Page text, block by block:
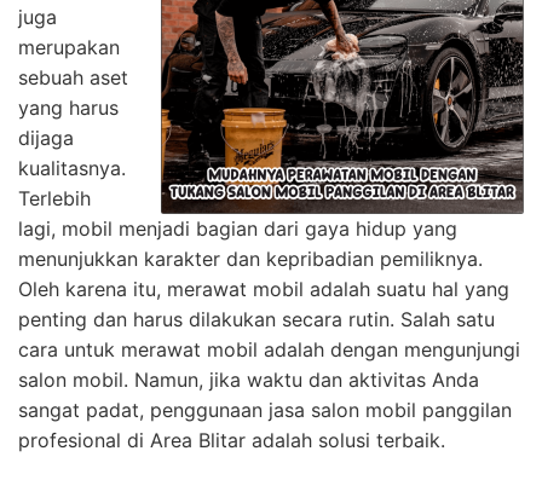
juga
merupakan
sebuah aset
yang harus
dijaga
kualitasnya.
Terlebih
lagi, mobil menjadi bagian dari gaya hidup yang
menunjukkan karakter dan kepribadian pemiliknya.
Oleh karena itu, merawat mobil adalah suatu hal yang
penting dan harus dilakukan secara rutin. Salah satu
cara untuk merawat mobil adalah dengan mengunjungi
salon mobil. Namun, jika waktu dan aktivitas Anda
sangat padat, penggunaan jasa salon mobil panggilan
profesional di Area Blitar adalah solusi terbaik.